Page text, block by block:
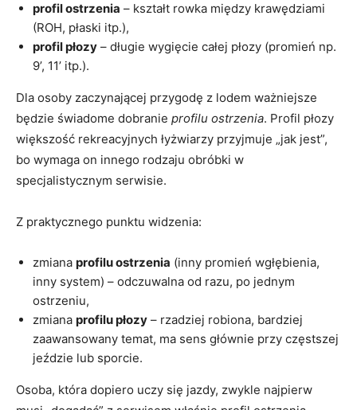
profil ostrzenia – kształt rowka między krawędziami
(ROH, płaski itp.),
profil płozy – długie wygięcie całej płozy (promień np.
9’, 11’ itp.).
Dla osoby zaczynającej przygodę z lodem ważniejsze
będzie świadome dobranie profilu ostrzenia. Profil płozy
większość rekreacyjnych łyżwiarzy przyjmuje „jak jest”,
bo wymaga on innego rodzaju obróbki w
specjalistycznym serwisie.
Z praktycznego punktu widzenia:
zmiana profilu ostrzenia (inny promień wgłębienia,
inny system) – odczuwalna od razu, po jednym
ostrzeniu,
zmiana profilu płozy – rzadziej robiona, bardziej
zaawansowany temat, ma sens głównie przy częstszej
jeździe lub sporcie.
Osoba, która dopiero uczy się jazdy, zwykle najpierw